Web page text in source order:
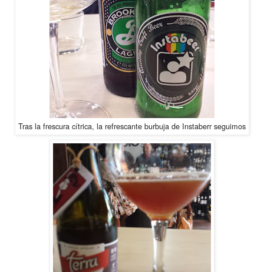
Tras la frescura cítrica, la refrescante burbuja de Instaberr seguimos